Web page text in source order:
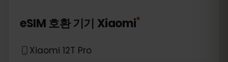
eSIM 호환 기기 Xiaomi*
Xiaomi 12T Pro